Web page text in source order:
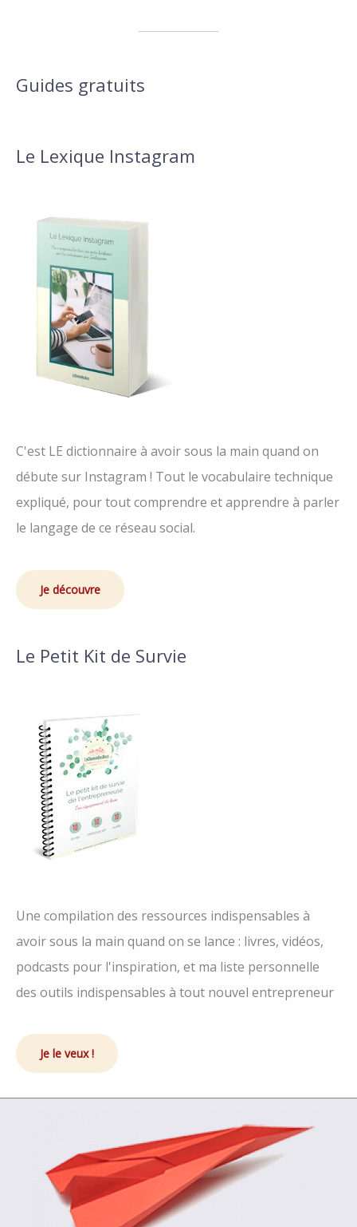
Guides gratuits
Le Lexique Instagram
C'est LE dictionnaire à avoir sous la main quand on
débute sur Instagram ! Tout le vocabulaire technique
expliqué, pour tout comprendre et apprendre à parler
le langage de ce réseau social.
Je découvre
Le Petit Kit de Survie
Une compilation des ressources indispensables à
avoir sous la main quand on se lance : livres, vidéos,
podcasts pour l'inspiration, et ma liste personnelle
des outils indispensables à tout nouvel entrepreneur
Je le veux !